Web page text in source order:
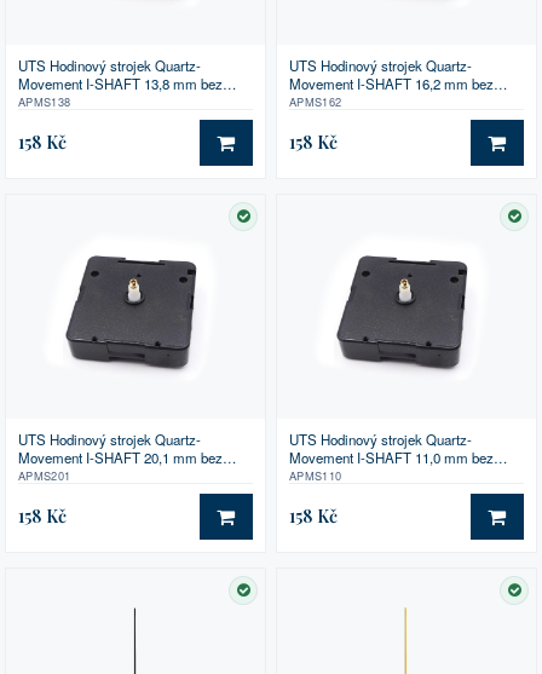
UTS Hodinový strojek Quartz-
Movement I-SHAFT 13,8 mm bez
příslušenství
APMS138
158 Kč DO KOŠÍKU
UTS Hodinový strojek Quartz-
Movement I-SHAFT 16,2 mm bez
příslušenství
APMS162
158 Kč DO
SKLADEM
UTS Hodinový strojek Quartz-
Movement I-SHAFT 20,1 mm bez
příslušenství
APMS201
158 Kč DO KOŠÍKU
UTS Hodinový strojek Quartz-
Movement I-SHAFT 11,0 mm bez
příslušenství
APMS110
158 Kč DO
SKLADEM